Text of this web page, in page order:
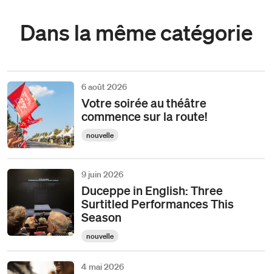
Dans la même catégorie
Votre soirée au théâtre
commence sur la route!
nouvelle
6 août 2026
Duceppe in English: Three
Surtitled Performances This
Season
nouvelle
9 juin 2026
4 mai 2026